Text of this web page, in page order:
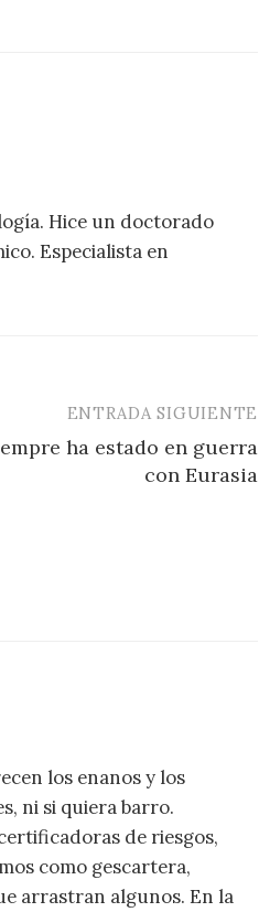
Hice un doctorado
Especialista en
ENTRADA SIGUIENTE
ha estado en guerra
con Eurasia
los enanos y los
ni si quiera barro.
de riesgos,
como gescartera,
arrastran algunos. En la